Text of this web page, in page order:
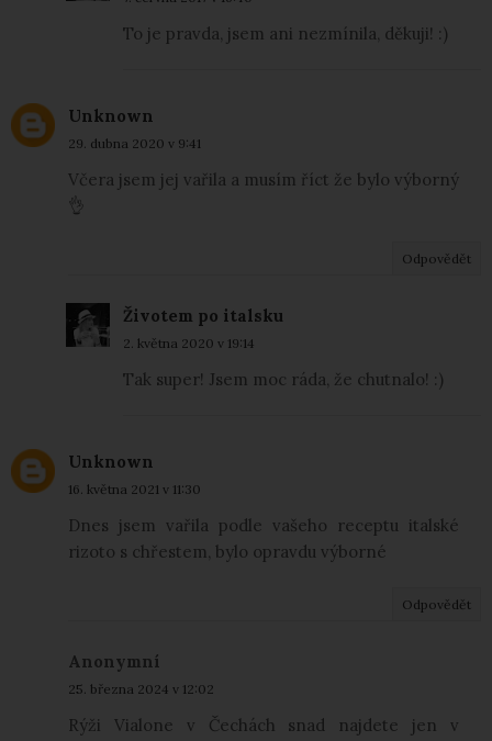
To je pravda, jsem ani nezmínila, děkuji! :)
Unknown
29. dubna 2020 v 9:41
Včera jsem jej vařila a musím říct že bylo výborný
👌
Odpovědět
Životem po italsku
2. května 2020 v 19:14
Tak super! Jsem moc ráda, že chutnalo! :)
Unknown
16. května 2021 v 11:30
Dnes jsem vařila podle vašeho receptu italské
rizoto s chřestem, bylo opravdu výborné
Odpovědět
Anonymní
25. března 2024 v 12:02
Rýži Vialone v Čechách snad najdete jen v